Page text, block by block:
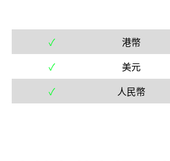
✓ 港幣
✓ 美元
✓ 人民幣